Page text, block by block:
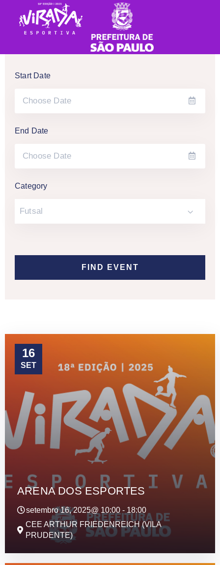
Start Date
End Date
Category
Futsal
16
SET
ARENA DOS ESPORTES
setembro 16, 2025@ 10:00 - 18:00
CEE ARTHUR FRIEDENREICH (VILA
PRUDENTE)